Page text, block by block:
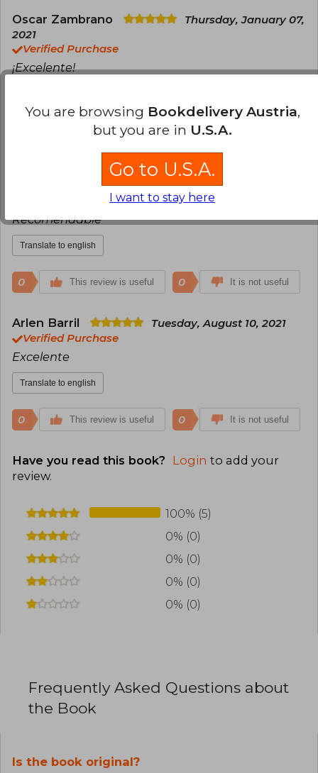
Oscar Zambrano
Thursday, January 07,
2021
Verified Purchase
¡Excelente!
This review is useful 0 It is not useful
Soledad Rojas Ruiz
Tuesday, August
Verified Purchase
Recomendable
Translate to english
0 This review is useful 0 It is not useful
Arlen Barril
Tuesday, August 10, 2021
Verified Purchase
Excelente
Translate to english
0 This review is useful 0 It is not useful
Have you read this book? Login to add your
review.
100% (5)
0% (0)
0% (0)
0% (0)
0% (0)
Frequently Asked Questions about
the Book
Is the book original?
You are browsing Bookdelivery Austria,
but you are in U.S.A.
Go to U.S.A.
I want to stay here